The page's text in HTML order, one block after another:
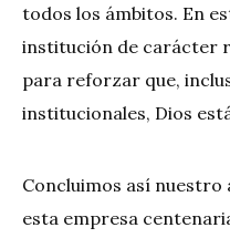
todos los ámbitos. En
institución de carácter
para reforzar que,
institucionales, Dios
Concluimos así nuestro
esta empresa